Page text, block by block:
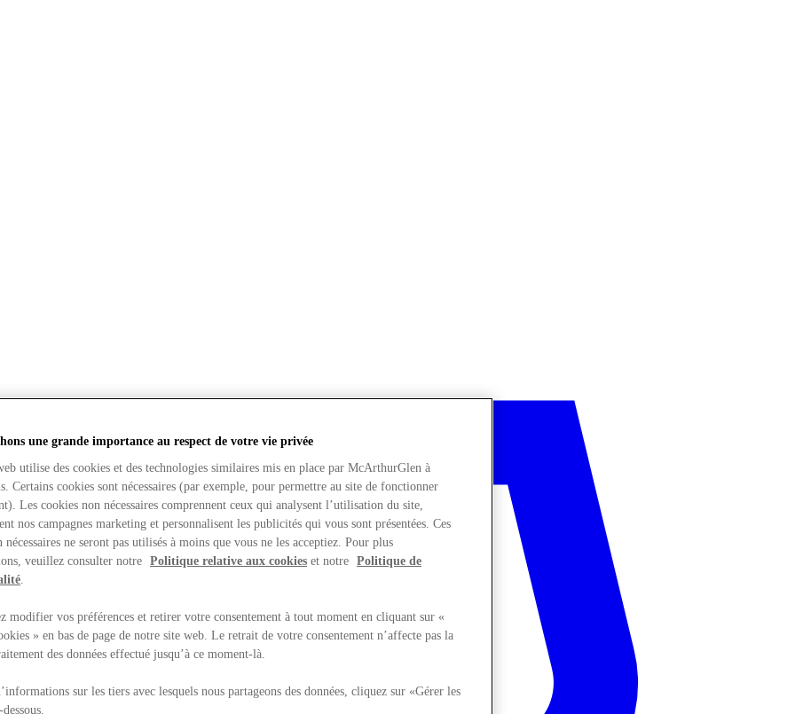
une grande importance au respect de votre vie privée
utilise des cookies et des technologies similaires mis en place par McArthurGlen à
Certains cookies sont nécessaires (par exemple, pour permettre au site de fonctionner
Les cookies non nécessaires comprennent ceux qui analysent l’utilisation du site,
nos campagnes marketing et personnalisent les publicités qui vous sont présentées. Ces
nécessaires ne seront pas utilisés à moins que vous ne les acceptiez. Pour plus
veuillez consulter notre Politique relative aux cookies et notre Politique de
.
modifier vos préférences et retirer votre consentement à tout moment en cliquant sur «
» en bas de page de notre site web. Le retrait de votre consentement n’affecte pas la
des données effectué jusqu’à ce moment-là.
sur les tiers avec lesquels nous partageons des données, cliquez sur «Gérer les